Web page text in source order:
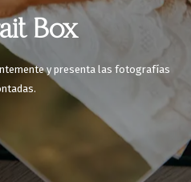
Box
y presenta las fotografías